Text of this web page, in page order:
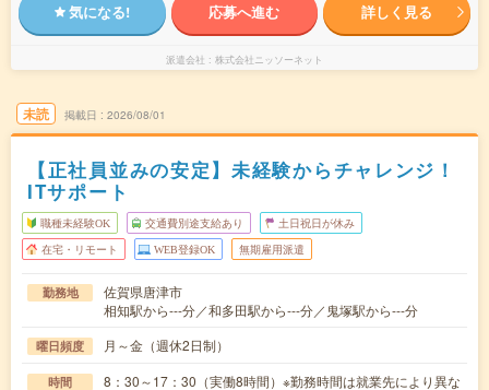
気になる! 応募へ進む 詳しく見る
派遣会社 株式会社ニッソーネット
未読 掲載日 2026/08/01
【正社員並みの安定】未経験からチャレンジ！
ITサポート
職種未経験OK 交通費別途支給あり 土日祝日が休み
在宅・リモート WEB登録OK 無期雇用派遣
勤務地
佐賀県唐津市
相知駅から---分／和多田駅から---分／鬼塚駅から---分
曜日頻度 月～金（週休2日制）
時間
8：30～17：30（実働8時間）※勤務時間は就業先により異な